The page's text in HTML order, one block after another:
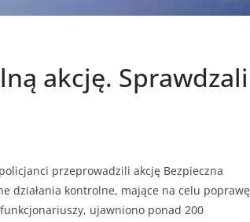
akcję. Sprawdzali
przeprowadzili akcję Bezpieczna
działania kontrolne, mające na celu poprawę
ujawniono ponad 200